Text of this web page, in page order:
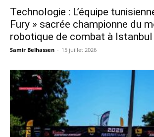
Technologie : L’équipe
Fury » sacrée championne du
robotique de combat à Istanbul
Samir Belhassen - 15 juillet 2026